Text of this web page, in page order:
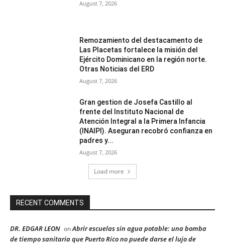
August 7, 2026
Remozamiento del destacamento de
Las Placetas fortalece la misión del
Ejército Dominicano en la región norte.
Otras Noticias del ERD
August 7, 2026
Gran gestion de Josefa Castillo al
frente del Instituto Nacional de
Atención Integral a la Primera Infancia
(INAIPI). Aseguran recobró confianza en
padres y...
August 7, 2026
Load more
RECENT COMMENTS
DR. EDGAR LEON onAbrir escuelas sin agua potable: una bomba
de tiempo sanitaria que Puerto Rico no puede darse el lujo de